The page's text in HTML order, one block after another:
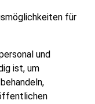
für
und
ist, um